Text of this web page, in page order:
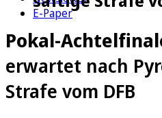
E-Paper
Pokal-
erwartet nach
Strafe vom DFB